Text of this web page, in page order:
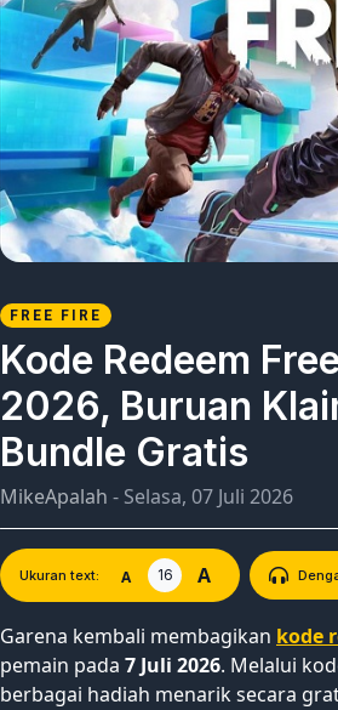
FREE FIRE
Kode Redeem
2026, Buruan
Bundle Gratis
MikeApalah - Selasa, 07 Juli 2026
Ukuran text: A 16 A
Garena kembali membagikan kode
pemain pada 7 Juli 2026. Melalui
berbagai hadiah menarik secara